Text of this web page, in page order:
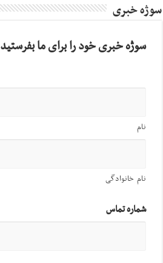
سوژه خبری
سوژه خبری خود را برای ما بفرستید
نام
نام خانوادگی
شماره تماس